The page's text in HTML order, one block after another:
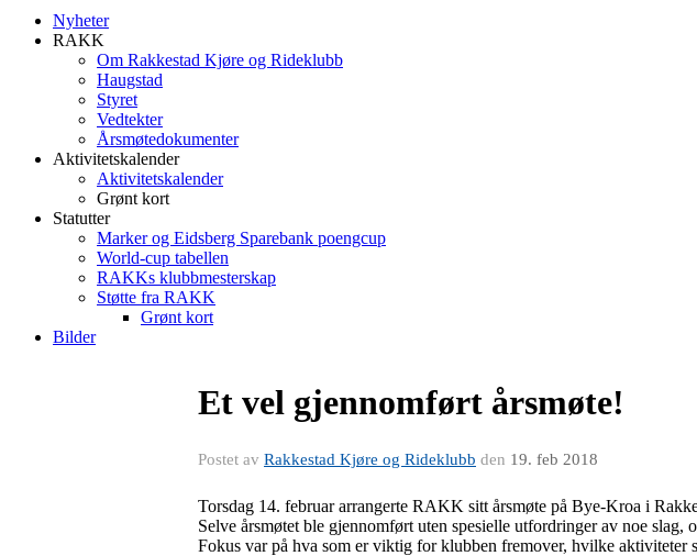
Nyheter
RAKK
Om Rakkestad Kjøre og Rideklubb
Haugstad
Styret
Vedtekter
Årsmøtedokumenter
Aktivitetskalender
Aktivitetskalender
Grønt kort
Statutter
Marker og Eidsberg Sparebank poengcup
World-cup tabellen
RAKKs klubbmesterskap
Støtte fra RAKK
Grønt kort
Bilder
Et vel gjennomført årsmøte!
Postet av Rakkestad Kjøre og Rideklubb den 19. feb 2018
Torsdag 14. februar arrangerte RAKK sitt årsmøte på Bye-Kroa i
Selve årsmøtet ble gjennomført uten spesielle utfordringer av noe
Fokus var på hva som er viktig for klubben fremover, hvilke